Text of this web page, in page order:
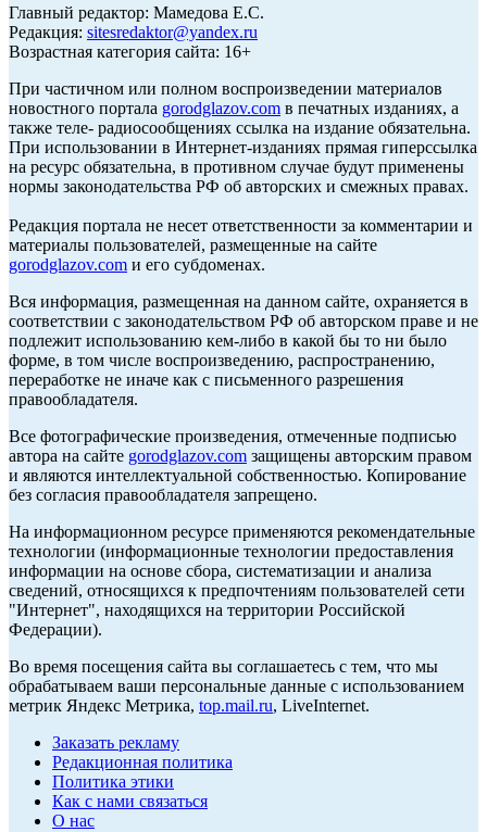
Главный редактор: Мамедова Е.С.
Редакция: sitesredaktor@yandex.ru
Возрастная категория сайта: 16+
При частичном или полном воспроизведении материалов
новостного портала gorodglazov.com в печатных изданиях, а
также теле- радиосообщениях ссылка на издание обязательна.
При использовании в Интернет-изданиях прямая гиперссылка
на ресурс обязательна, в противном случае будут применены
нормы законодательства РФ об авторских и смежных правах.
Редакция портала не несет ответственности за комментарии и
материалы пользователей, размещенные на сайте
gorodglazov.com и его субдоменах.
Вся информация, размещенная на данном сайте, охраняется в
соответствии с законодательством РФ об авторском праве и не
подлежит использованию кем-либо в какой бы то ни было
форме, в том числе воспроизведению, распространению,
переработке не иначе как с письменного разрешения
правообладателя.
Все фотографические произведения, отмеченные подписью
автора на сайте gorodglazov.com защищены авторским правом
и являются интеллектуальной собственностью. Копирование
без согласия правообладателя запрещено.
На информационном ресурсе применяются рекомендательные
технологии (информационные технологии предоставления
информации на основе сбора, систематизации и анализа
сведений, относящихся к предпочтениям пользователей сети
"Интернет", находящихся на территории Российской
Федерации).
Во время посещения сайта вы соглашаетесь с тем, что мы
обрабатываем ваши персональные данные с использованием
метрик Яндекс Метрика, top.mail.ru, LiveInternet.
Заказать рекламу
Редакционная политика
Политика этики
Как с нами связаться
О нас